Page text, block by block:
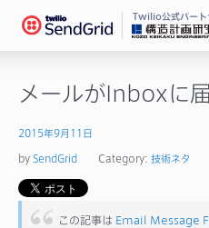
Twilio公式パート
SendGridとは
メールがInboxに
2015年9月11日
by SendGrid Category: 技術ネタ
この記事は Email Message